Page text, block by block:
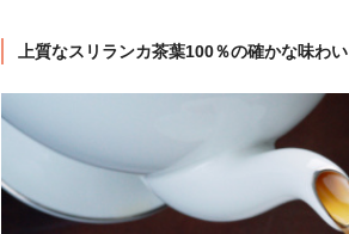
上質なスリランカ茶葉100％の確かな味わい